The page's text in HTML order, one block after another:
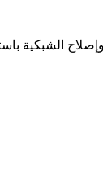
الشبكية